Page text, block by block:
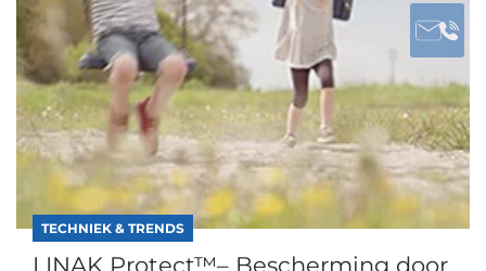
TECHNIEK & TRENDS
LINAK Protect™– Bescherming door